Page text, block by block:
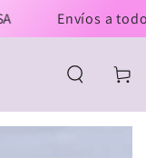
Envíos a todo
Carrito